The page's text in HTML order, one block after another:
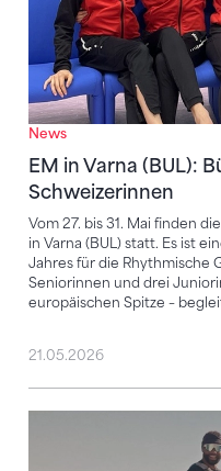
News
EM in Varna (BUL):
Schweizerinnen
Vom 27. bis 31. Mai finden
in Varna (BUL) statt. Es ist
Jahres für die Rhythmische
Seniorinnen und drei
europäischen Spitze –
21.05.2026